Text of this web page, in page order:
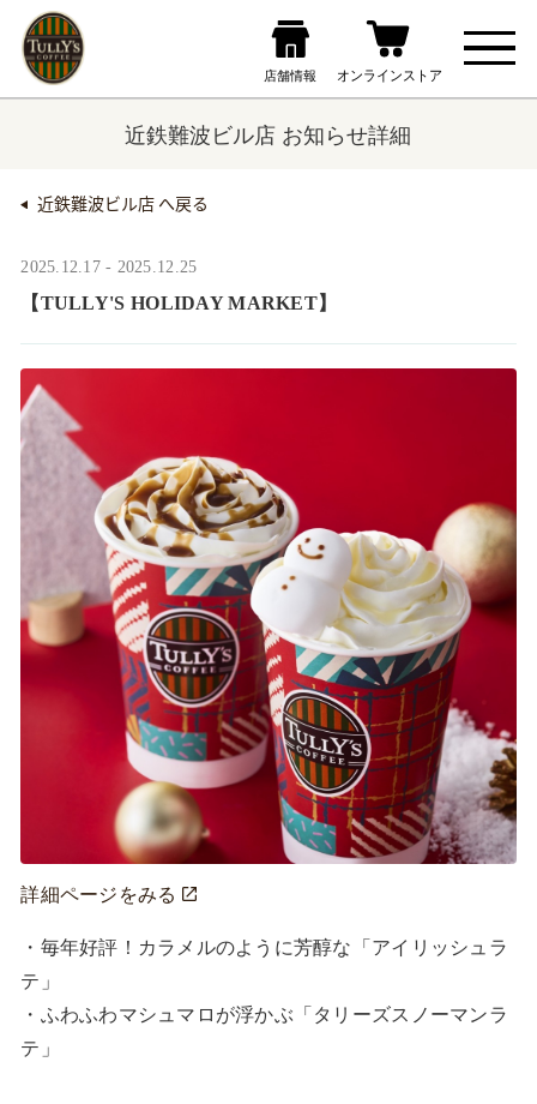
近鉄難波ビル店 お知らせ詳細
近鉄難波ビル店 へ戻る
2025.12.17 - 2025.12.25
【TULLY'S HOLIDAY MARKET】
詳細ページをみる
・毎年好評！カラメルのように芳醇な「アイリッシュラ
テ」
・ふわふわマシュマロが浮かぶ「タリーズスノーマンラ
テ」